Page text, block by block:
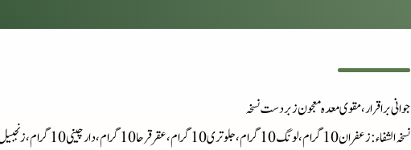
جوانی براقرار، مقوی معدہ معجون زبر دست نسخہ
نسخہ الشفاء